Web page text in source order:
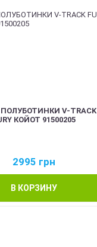
ПОЛУБОТИНКИ V-TRACK
КОЙОТ 91500205
2995 грн
В КОРЗИНУ